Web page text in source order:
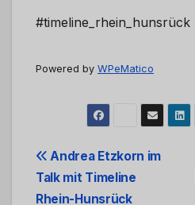
#timeline_rhein_hunsrück
Powered by WPeMatico
Beitrags-
Navigation
Andrea Etzkorn im
Talk mit Timeline
Rhein-Hunsrück